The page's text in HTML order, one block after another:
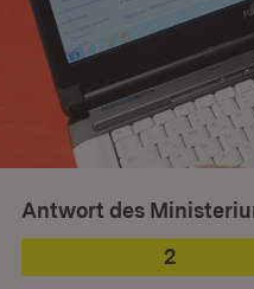
Phase
2
:
Ist ausgewählt.
Antwort des